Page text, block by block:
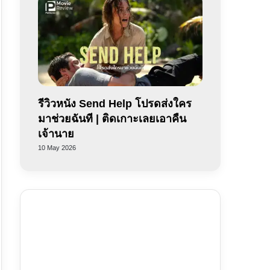
รีวิวหนัง Send Help โปรดส่งใคร
มาช่วยฉันที | ติดเกาะเลยเอาคืน
เจ้านาย
10 May 2026